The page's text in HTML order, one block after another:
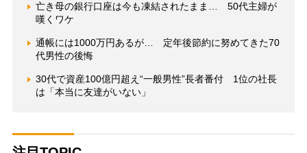
亡き母の銀行口座は今も凍結されたまま… 50代主婦が
嘆くワケ
通帳には1000万円あるが… 定年後節約に努めてきた70
代男性の後悔
30代で資産100億円超え“一般男性”長者番付 1位の社長
は「本当に友達がいない」